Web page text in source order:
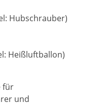
Hubschrauber)
Heißluftballon)
für
und